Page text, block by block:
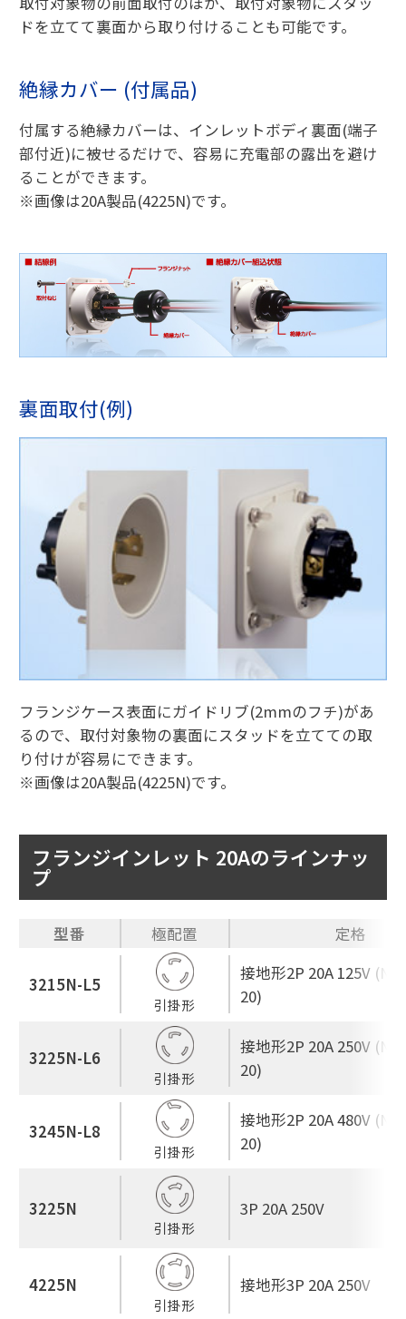
ドを立てて裏面から取り付けることも可能です。
絶縁カバー (付属品)
付属する絶縁カバーは、インレットボディ裏面(端子
部付近)に被せるだけで、容易に充電部の露出を避け
ることができます。
※画像は20A製品(4225N)です。
裏面取付(例)
フランジケース表面にガイドリブ(2mmのフチ)があ
るので、取付対象物の裏面にスタッドを立てての取
り付けが容易にできます。
※画像は20A製品(4225N)です。
フランジインレット 20Aのラインナッ
プ
型番 極配置 定格
3215N-L5
引掛形
接地形2P 20A 125V
20)
3225N-L6
引掛形
接地形2P 20A 250V
20)
3245N-L8
引掛形
接地形2P 20A 480V
20)
3225N
引掛形
3P 20A 250V
4225N
引掛形
接地形3P 20A 250V